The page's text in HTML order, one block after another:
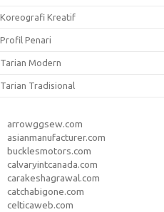
Koreografi Kreatif
Profil Penari
Tarian Modern
Tarian Tradisional
arrowggsew.com
asianmanufacturer.com
bucklesmotors.com
calvaryintcanada.com
carakeshagrawal.com
catchabigone.com
celticaweb.com